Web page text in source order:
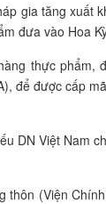
gia tăng
đưa vào Hoa
thực
để được cấp
DN Việt
(Viện